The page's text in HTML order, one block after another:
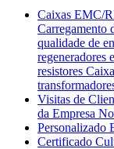
Caixas EMC/
Carregamento
qualidade de
regeneradores
resistores
Visitas de
da Empresa
Personalizado
Certificado